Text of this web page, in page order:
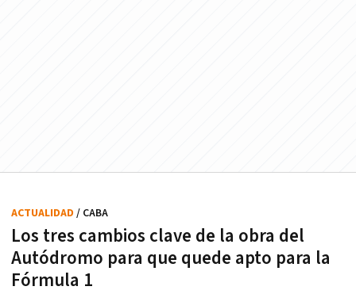
Los tres cambios clave de la obra del
Autódromo para que quede apto para la
Fórmula 1
ACTUALIDAD / CABA